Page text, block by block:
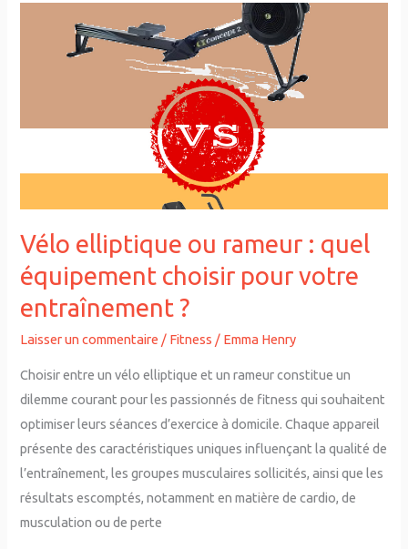
Vélo elliptique ou rameur : quel
équipement choisir pour votre
entraînement ?
Laisser un commentaire / Fitness / Emma Henry
Choisir entre un vélo elliptique et un rameur constitue un
dilemme courant pour les passionnés de fitness qui souhaitent
optimiser leurs séances d’exercice à domicile. Chaque appareil
présente des caractéristiques uniques influençant la qualité de
l’entraînement, les groupes musculaires sollicités, ainsi que les
résultats escomptés, notamment en matière de cardio, de
musculation ou de perte
pour
votre
?